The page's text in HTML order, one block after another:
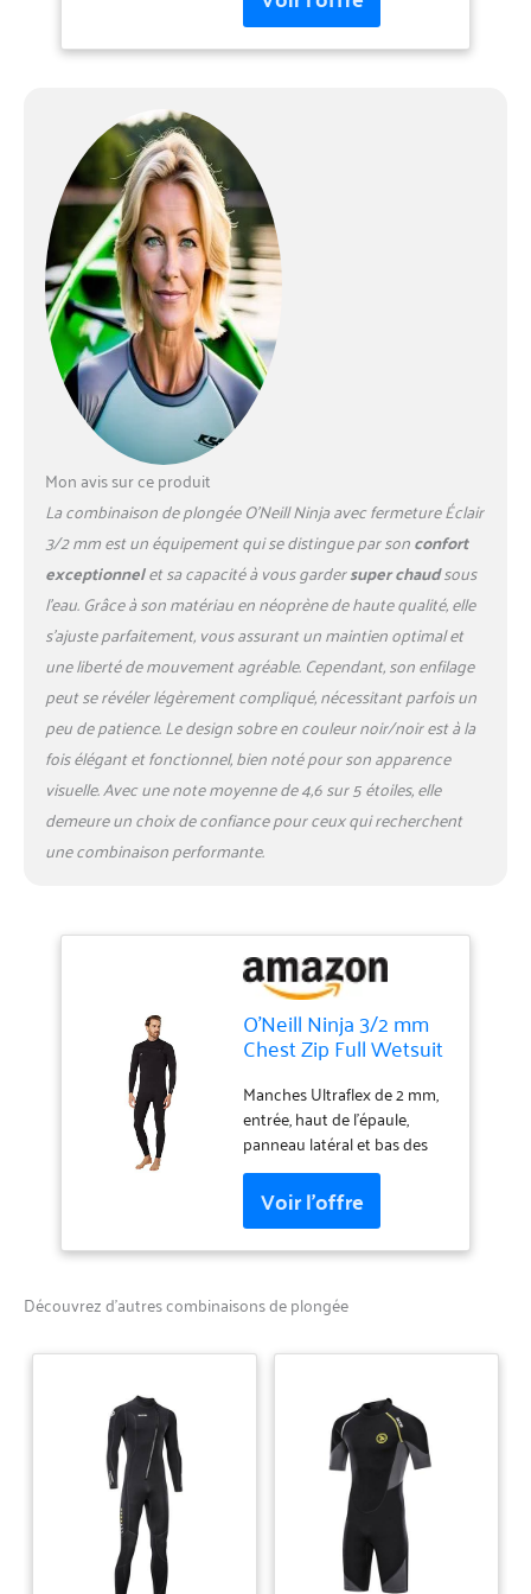
Fluidflex de 3 mm pour une
fesses DL Fluidflex Firewall
dans les manches. Coutures
internes ultraflex scellées sur
la plupart des combinaisons
pour une meilleure
étanchéité. F.U.Z.E. La
fermeture éclair (entrée
avant supérieure) offre un
maximum de flexibilité avec
fermeture éclair sur la
poitrine. Fermeture éclair
occultante qui réduit le débit
boucle.
Mon avis sur ce produit
La combinaison de plongée O’Neill Ninja avec fermeture Éclair
3/2 mm est un équipement qui se distingue par sonconfort
exceptionnelet sa capacité à vous gardersuper chaudsous
l’eau. Grâce à son matériau en néoprène de haute qualité, elle
s’ajuste parfaitement, vous assurant un maintien optimal et
une liberté de mouvement agréable. Cependant, son enfilage
peut se révéler légèrement compliqué, nécessitant parfois un
peu de patience. Le design sobre en couleur noir/noir est à la
fois élégant et fonctionnel, bien noté pour son apparence
visuelle. Avec une note moyenne de 4,6 sur 5 étoiles, elle
demeure un choix de confiance pour ceux qui recherchent
une combinaison performante.
O'Neill Ninja 3/2 mm
Chest Zip Full Wetsuit
Manches Ultraflex de 2 mm,
entrée, haut de l'épaule,
panneau latéral et bas des
jambes pour une flexibilité
maximale. Coffre pare-feu DL
Fluidflex de 3 mm pour une
de 3 mm pour plus de
chaleur. Triple coutures
internes ultraflex scellées sur
la plupart des combinaisons
pour une meilleure
étanchéité. F.U.Z.E. La
fermeture éclair (entrée
avant supérieure) offre un
maximum de flexibilité avec
fermeture éclair sur la
Découvrez d’autres combinaisons de plongée